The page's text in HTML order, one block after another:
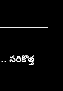
సరికొత్త